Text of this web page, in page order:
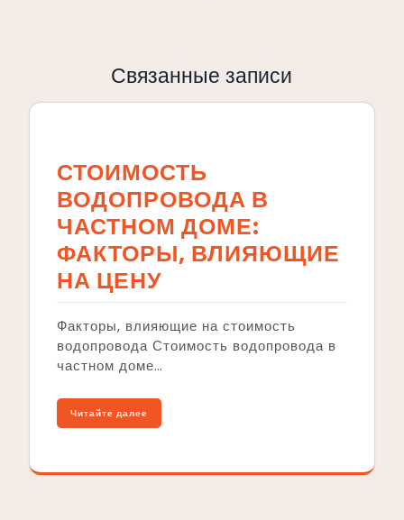
Связанные записи
СТОИМОСТЬ
ВОДОПРОВОДА В
ЧАСТНОМ ДОМЕ:
ФАКТОРЫ, ВЛИЯЮЩИЕ
НА ЦЕНУ
Факторы, влияющие на стоимость
водопровода Стоимость водопровода в
частном доме…
Читайте далее